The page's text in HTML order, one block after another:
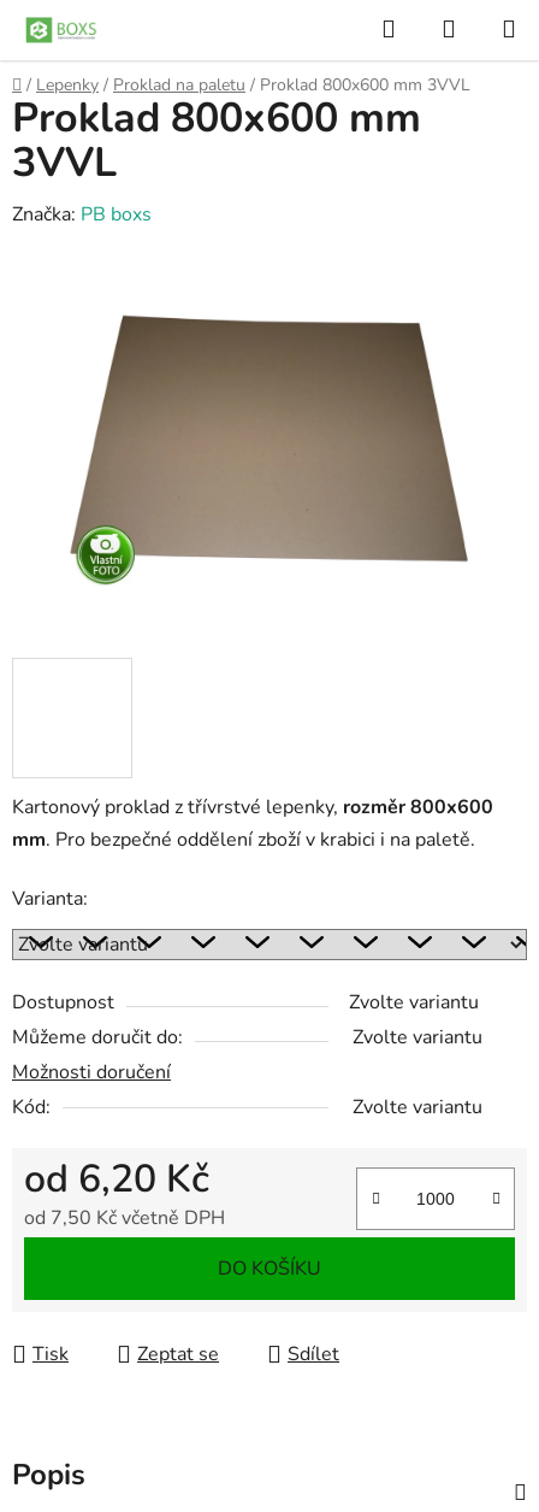
Přejít
obsah
Hledat
KOŠÍK
Domů
/ Lepenky / Proklad na paletu / Proklad 800x600 mm 3VVL
Kartonový proklad z třívrstvé lepenky, rozměr 800x600
mm. Pro bezpečné oddělení zboží v krabici i na paletě.
Varianta:
Dostupnost
Zvolte variantu
Můžeme doručit do:
Zvolte variantu
Možnosti doručení
Kód:
Zvolte variantu
od 6,20 Kč
od 7,50 Kčvčetně DPH
DO KOŠÍKU
Tisk Zeptat se Sdílet
Proklad 800x600 mm
3VVL
Značka: PB boxs
Popis